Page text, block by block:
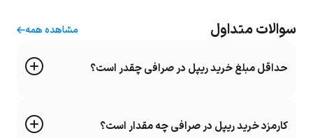
سوالات متداول مشاهده همه
حداقل مبلغ خرید ریپل در صرافی چقدر است؟
کارمزد خرید ریپل در صرافی چه مقدار است؟